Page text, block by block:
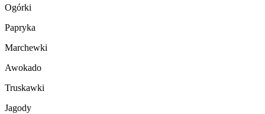
Ogórki
Papryka
Marchewki
Awokado
Truskawki
Jagody